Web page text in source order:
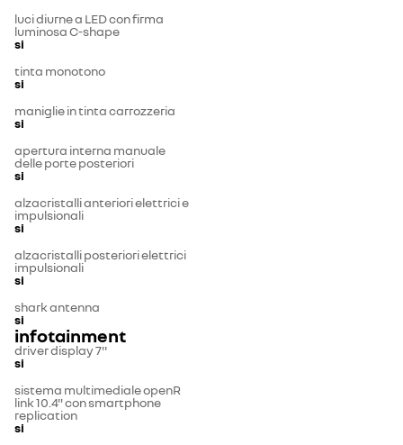
luci diurne a LED con firma
luminosa C-shape
si
tinta monotono
si
maniglie in tinta carrozzeria
si
apertura interna manuale
delle porte posteriori
si
alzacristalli anteriori elettrici e
impulsionali
si
alzacristalli posteriori elettrici
impulsionali
si
shark antenna
si
infotainment
driver display 7''
si
sistema multimediale openR
link 10.4" con smartphone
replication
si